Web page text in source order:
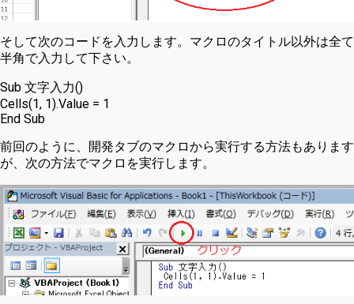
そして次のコードを入力します。マクロのタイトル以外は全て
半角で入力して下さい。
Sub 文字入力()
Cells(1, 1).Value = 1
End Sub
前回のように、開発タブのマクロから実行する方法もあります
が、次の方法でマクロを実行します。